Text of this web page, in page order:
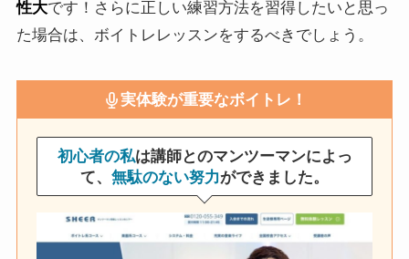
性大です！さらに正しい練習方法を習得したいと思っ
た場合は、ボイトレレッスンをするべきでしょう。
実体験が重要なボイトレ！
初心者の私は講師とのマンツーマンによっ
て、 無駄のない努力ができました。